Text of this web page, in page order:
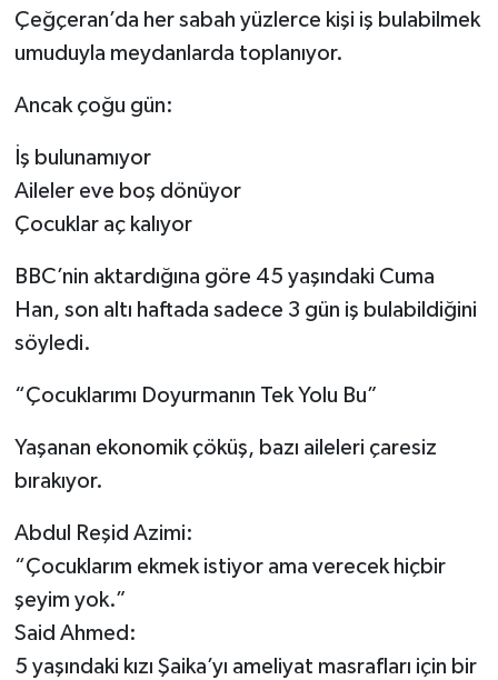
Çeğçeran’da her sabah yüzlerce kişi iş bulabilmek
umuduyla meydanlarda toplanıyor.
Ancak çoğu gün:
İş bulunamıyor
Aileler eve boş dönüyor
Çocuklar aç kalıyor
BBC’nin aktardığına göre 45 yaşındaki Cuma
Han, son altı haftada sadece 3 gün iş bulabildiğini
söyledi.
“Çocuklarımı Doyurmanın Tek Yolu Bu”
Yaşanan ekonomik çöküş, bazı aileleri çaresiz
bırakıyor.
Abdul Reşid Azimi:
“Çocuklarım ekmek istiyor ama verecek hiçbir
şeyim yok.”
Said Ahmed:
5 yaşındaki kızı Şaika’yı ameliyat masrafları için bir